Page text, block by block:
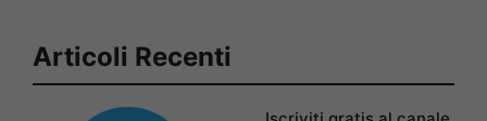
Articoli Recenti